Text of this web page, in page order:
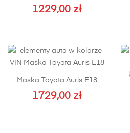
1229,00 zł
Maska Toyota Auris E18
1729,00 zł